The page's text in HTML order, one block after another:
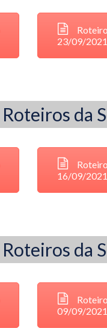
Roteiro
23/09/2021
Roteiros da
Roteiro
16/09/2021
Roteiros da
Roteiro
09/09/2021